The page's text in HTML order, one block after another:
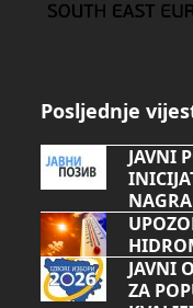
Posljednje
JAVNI
JAVNI
ZA